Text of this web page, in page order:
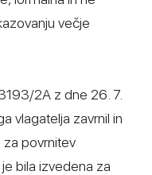
večje
2A z dne 26. 7.
vlagatelja zavrnil in
povrnitev
bila izvedena za